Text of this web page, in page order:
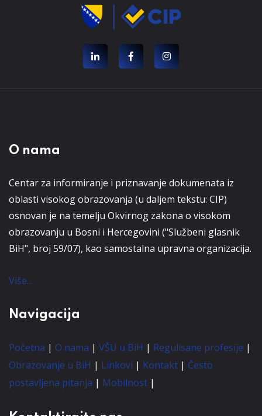
O nama
Centar za informiranje i priznavanje dokumenata iz
oblasti visokog obrazovanja (u daljem tekstu: CIP)
osnovan je na temelju Okvirnog zakona o visokom
obrazovanju u Bosni i Hercegovini ("Službeni glasnik
BiH", broj 59/07), kao samostalna upravna organizacija.
Više...
Navigacija
Početna | O nama | VŠU u BiH | Regulisane profesije |
Obrazovanje u BiH | Linkovi | Kontakt | Često
postavljena pitanja | Mobilnost |